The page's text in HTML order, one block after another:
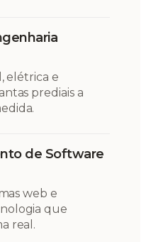
elétrica e
prediais a
de Software
web e
que
real.